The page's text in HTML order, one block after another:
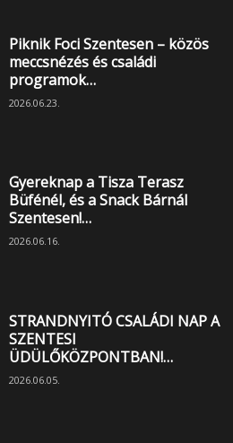
Piknik Foci Szentesen – közös
meccsnézés és családi
programok…
2026.06.23.
Gyereknap a Tisza Terasz
Büfénél, és a Snack Bárnál
Szentesen!…
2026.06.16.
STRANDNYITÓ CSALÁDI NAP A
SZENTESI
ÜDÜLŐKÖZPONTBAN!…
2026.06.05.